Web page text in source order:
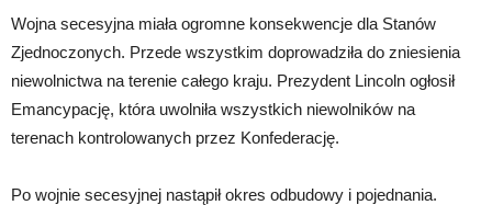
Wojna secesyjna miała ogromne konsekwencje dla Stanów
Zjednoczonych. Przede wszystkim doprowadziła do zniesienia
niewolnictwa na terenie całego kraju. Prezydent Lincoln ogłosił
Emancypację, która uwolniła wszystkich niewolników na
terenach kontrolowanych przez Konfederację.
Po wojnie secesyjnej nastąpił okres odbudowy i pojednania.